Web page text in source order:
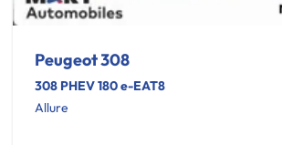
Peugeot 308
308 PHEV 180 e-EAT8
Allure